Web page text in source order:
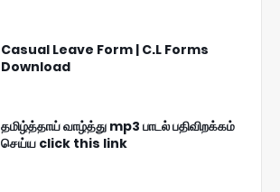
Casual Leave Form | C.L Forms
Download
தமிழ்த்தாய் வாழ்த்து mp3 பாடல் பதிவிறக்கம்
செய்ய click this link